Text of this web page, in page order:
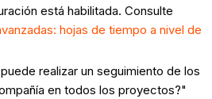
está habilitada. Consulte
hojas de tiempo a nivel de
realizar un seguimiento de los
en todos los proyectos?"